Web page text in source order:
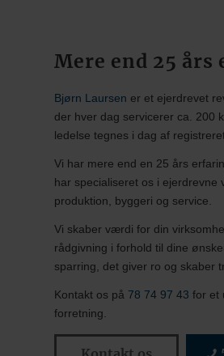
Mere end 25
Bjørn Laursen er et ejerdrevet
der hver dag servicerer ca. 200
ledelse tegnes i dag af
Vi har mere end en 25 års
har specialiseret os i ejerdrevne
produktion, byggeri og service.
Vi skaber værdi for din
rådgivning i forhold til dine
sparring, det giver ro og skaber
Kontakt os på 78 74 97 43 for et
forretning.